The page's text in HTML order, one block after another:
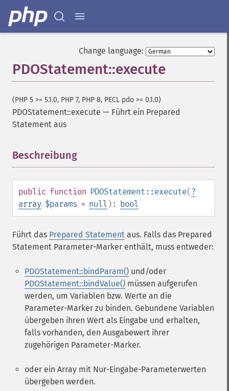
Change language:
PDOStatement::execute
(PHP 5 >= 5.1.0, PHP 7, PHP 8, PECL pdo >= 0.1.0)
PDOStatement::execute — Führt ein Prepared
Statement aus
Beschreibung
public function PDOStatement::execute(?
array $params = null ): bool
Führt das Prepared Statement aus. Falls das Prepared
Statement Parameter-Marker enthält, muss entweder:
PDOStatement::bindParam() und/oder
PDOStatement::bindValue() müssen aufgerufen
werden, um Variablen bzw. Werte an die
Parameter-Marker zu binden. Gebundene Variablen
übergeben ihren Wert als Eingabe und erhalten,
falls vorhanden, den Ausgabewert ihrer
zugehörigen Parameter-Marker.
oder ein Array mit Nur-Eingabe-Parameterwerten
übergeben werden.